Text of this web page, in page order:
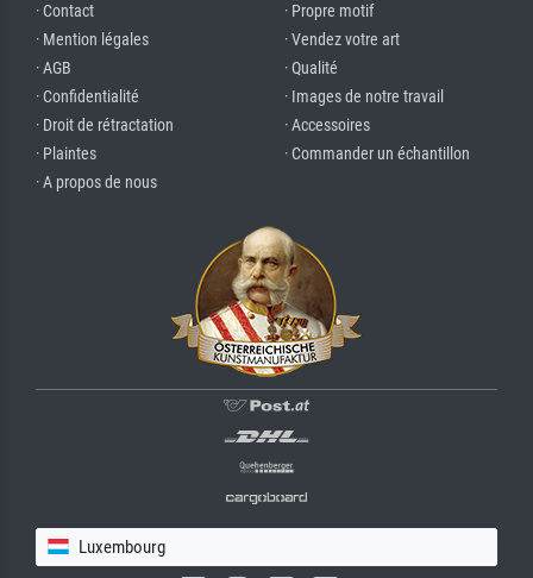
· Contact
· Mention légales
· AGB
· Confidentialité
· Droit de rétractation
· Plaintes
· A propos de nous
· Propre motif
· Vendez votre art
· Qualité
· Images de notre travail
· Accessoires
· Commander un échantillon
Luxembourg